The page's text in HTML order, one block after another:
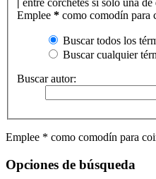
| entre corchetes si solo una
Emplee * como comodín para
Buscar todos los
Buscar cualquier
Buscar autor:
Emplee * como comodín para
Opciones de búsqueda